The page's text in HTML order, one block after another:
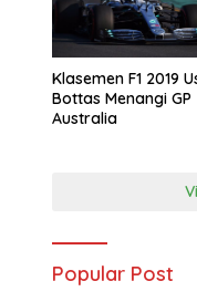
Klasemen F1 2019
Bottas Menangi GP
Australia
Popular Post